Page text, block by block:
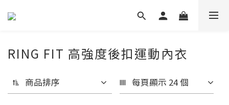
RING FIT 高強度後扣運動內衣
商品排序 每頁顯示 24 個